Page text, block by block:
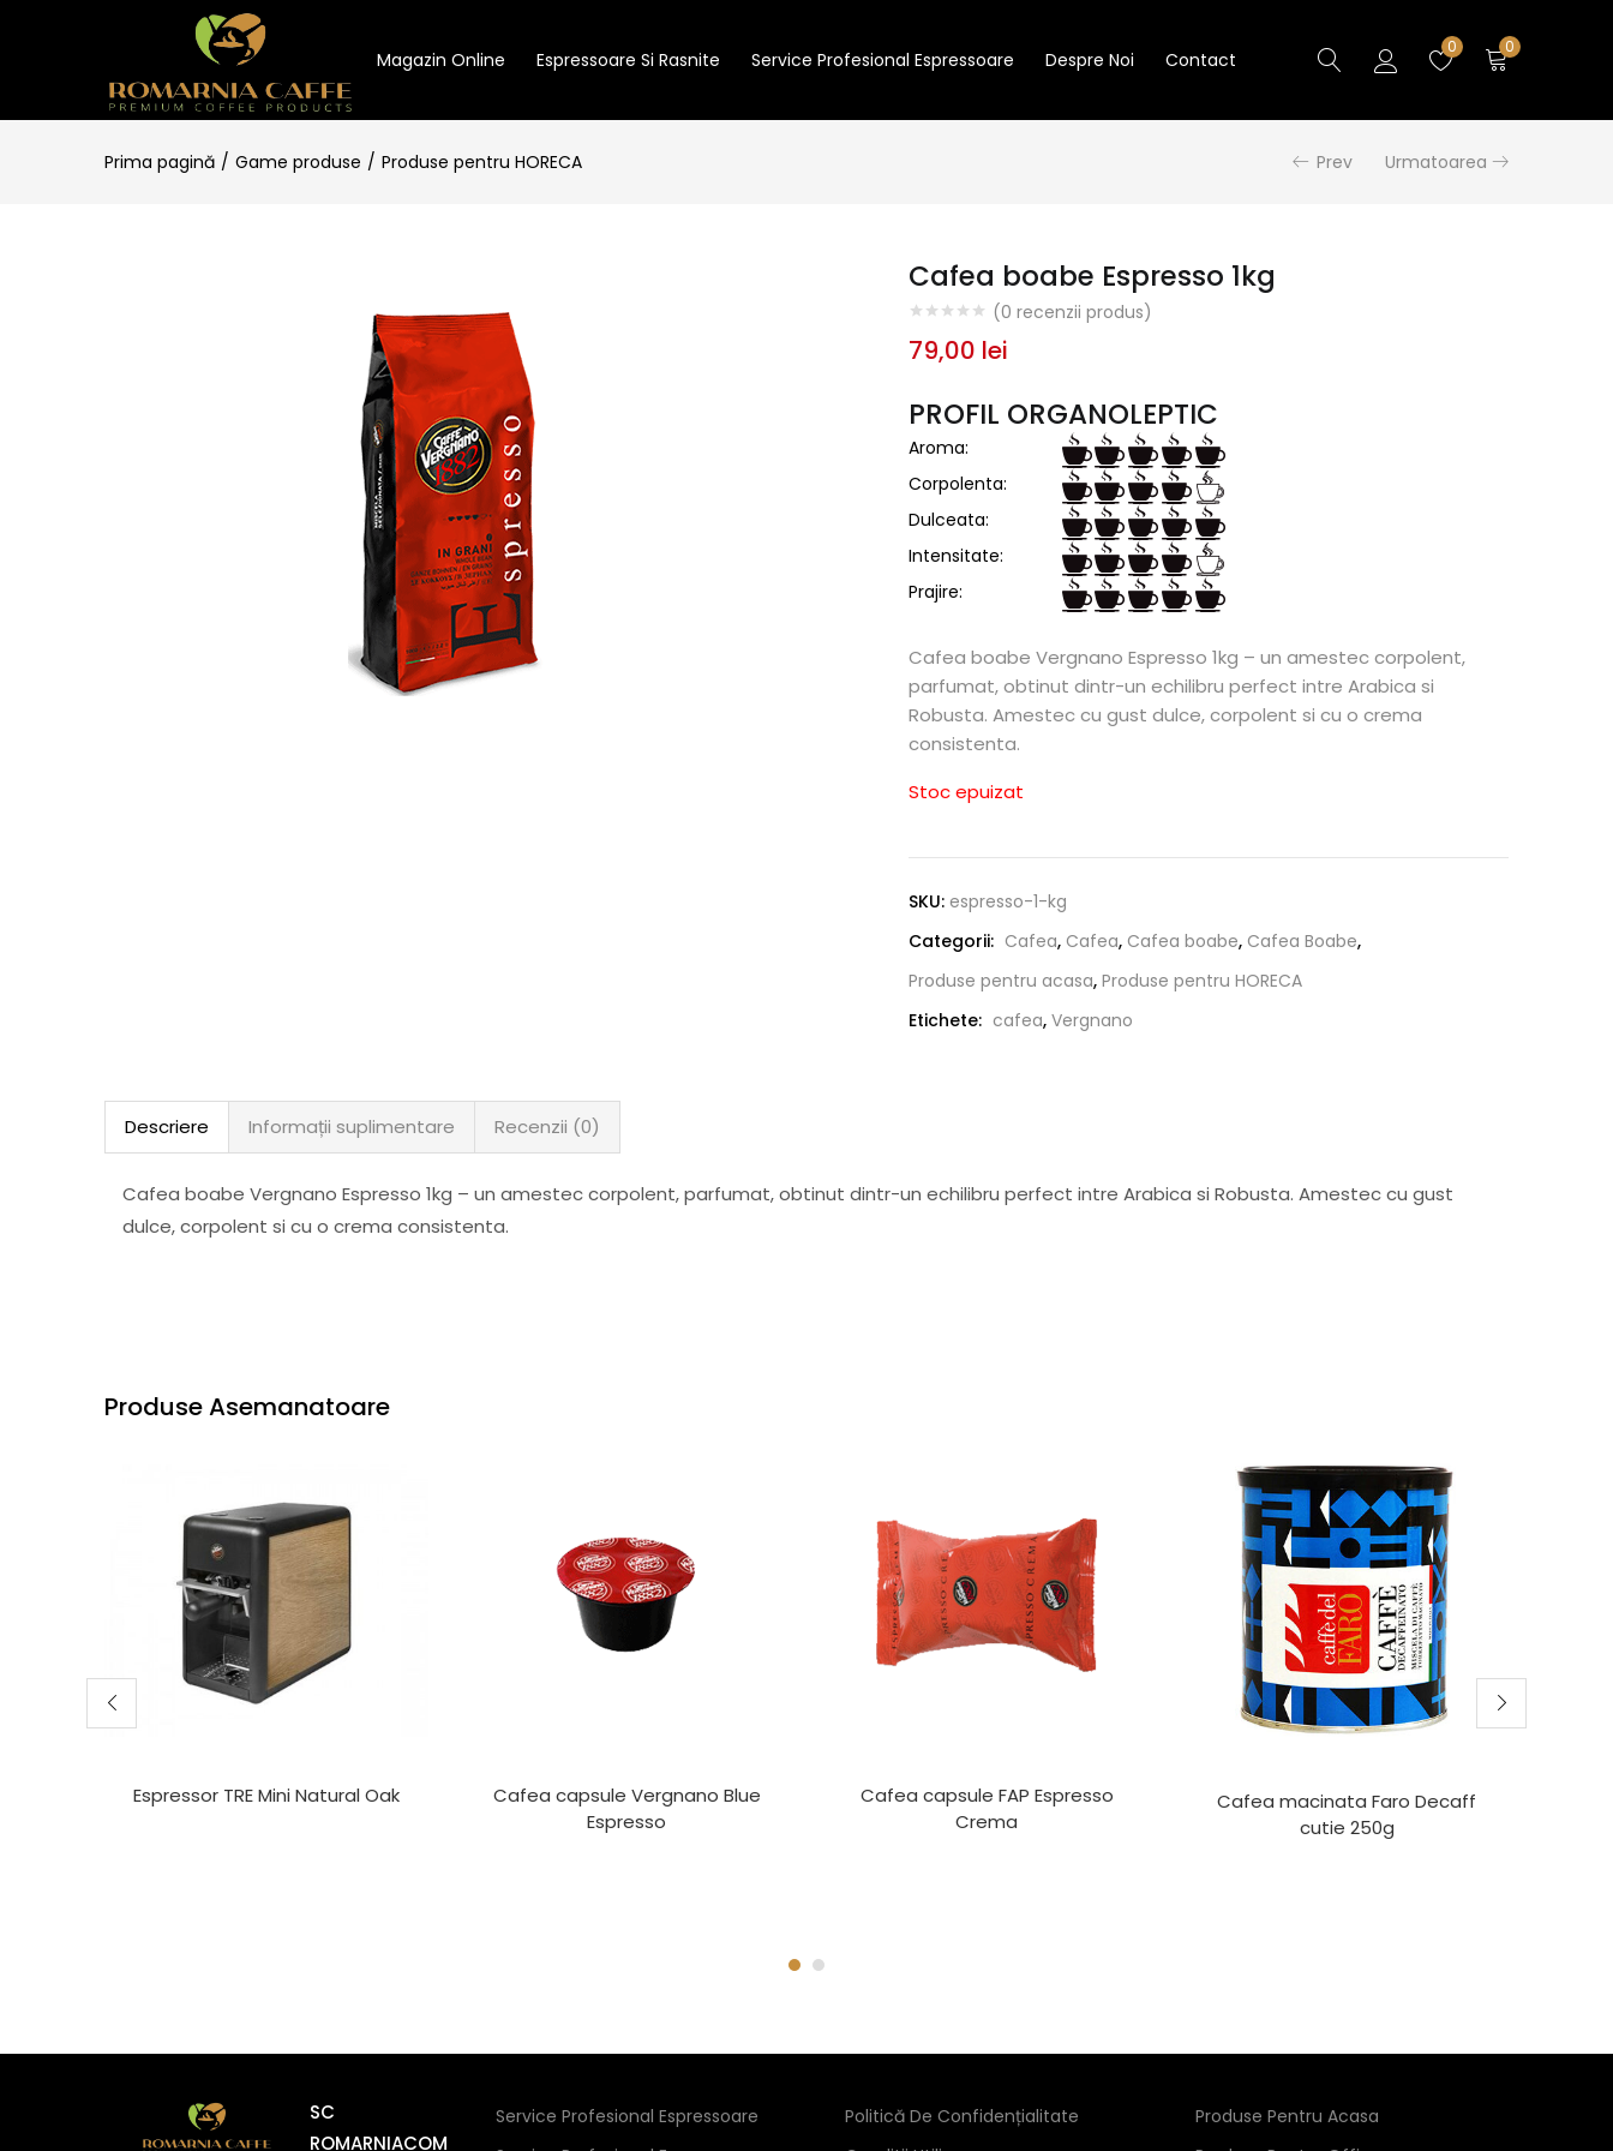
Magazin Online Espressoare Si Rasnite Service Profesional Espressoare Despre Noi Contact
0 0
Prima pagină Game produse Produse pentru HORECA Prev Urmatoarea
Cafea boabe Espresso 1kg
(0 recenzii produs)
79,00 lei
PROFIL ORGANOLEPTIC
Aroma:
Corpolenta:
Dulceata:
Intensitate:
Prajire:
Cafea boabe Vergnano Espresso 1kg – un amestec corpolent,
parfumat, obtinut dintr-un echilibru perfect intre Arabica si
Robusta. Amestec cu gust dulce, corpolent si cu o crema
consistenta.
Stoc epuizat
SKU: espresso-1-kg
Categorii: Cafea, Cafea, Cafea boabe, Cafea Boabe,
Produse pentru acasa, Produse pentru HORECA
Etichete: cafea, Vergnano
Descriere Informații suplimentare Recenzii (0)
Cafea boabe Vergnano Espresso 1kg – un amestec corpolent, parfumat, obtinut dintr-un echilibru perfect intre Arabica si Robusta. Amestec cu gust
dulce, corpolent si cu o crema consistenta.
Produse Asemanatoare
Espressor TRE Mini Natural Oak
Cafea capsule Vergnano Blue
Espresso
Cafea capsule FAP Espresso
Crema
Cafea macinata Faro Decaff
cutie 250g
SC
ROMARNIACOM
Service Profesional Espressoare
Politică De Confidențialitate
Produse Pentru Acasa